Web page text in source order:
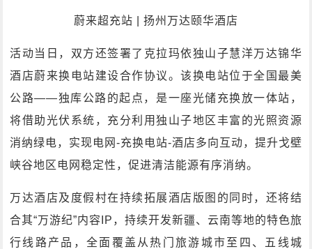
蔚来超充站 | 扬州万达颐华酒店
活动当日，双方还签署了克拉玛依独山子慧洋万达锦华
酒店蔚来换电站建设合作协议。该换电站位于全国最美
公路——独库公路的起点，是一座光储充换放一体站，
将借助光伏系统，充分利用独山子地区丰富的光照资源
消纳绿电，实现电网-充换电站-酒店多向互动，提升戈壁
峡谷地区电网稳定性，促进清洁能源有序消纳。
万达酒店及度假村在持续拓展酒店版图的同时，还将结
合其“万游纪”内容IP，持续开发新疆、云南等地的特色旅
行线路产品，全面覆盖从热门旅游城市至四、五线城